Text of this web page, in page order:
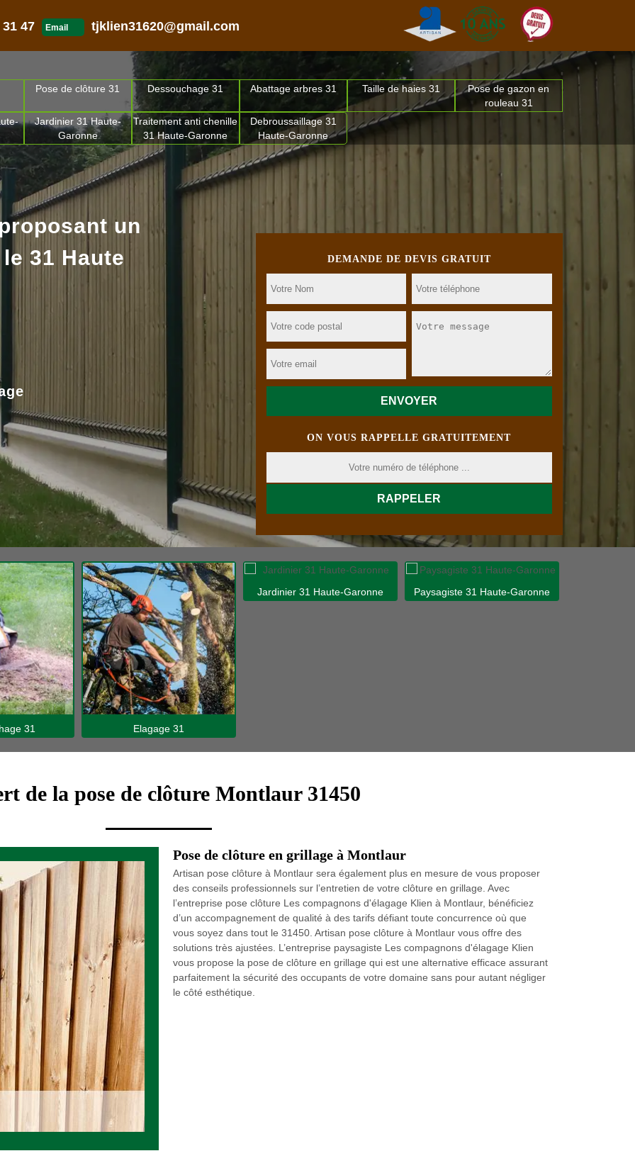
47 Email tjklien31620@gmail.com
Pose de clôture 31 Dessouchage 31 Abattage arbres 31 Taille de haies 31
Pose de gazon en
rouleau 31
Jardinier 31 Haute-
Garonne
Traitement anti chenille
31 Haute-Garonne
Debroussaillage 31
Haute-Garonne
DEMANDE DE DEVIS GRATUIT
ON VOUS RAPPELLE GRATUITEMENT
un
31 Haute
31 Elagage 31
Jardinier 31 Haute-Garonne Paysagiste 31 Haute-Garonne
de la pose de clôture Montlaur 31450
Pose de clôture en grillage à Montlaur
Artisan pose clôture à Montlaur sera également plus en mesure de vous proposer
des conseils professionnels sur l’entretien de votre clôture en grillage. Avec
l’entreprise pose clôture Les compagnons d'élagage Klien à Montlaur, bénéficiez
d’un accompagnement de qualité à des tarifs défiant toute concurrence où que
vous soyez dans tout le 31450. Artisan pose clôture à Montlaur vous offre des
solutions très ajustées. L’entreprise paysagiste Les compagnons d'élagage Klien
vous propose la pose de clôture en grillage qui est une alternative efficace assurant
parfaitement la sécurité des occupants de votre domaine sans pour autant négliger
le côté esthétique.